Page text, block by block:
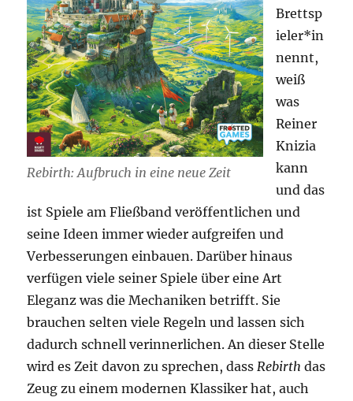
Rebirth: Aufbruch in eine neue Zeit
Brettsp
ieler*in
nennt,
weiß
was
Reiner
Knizia
kann
und das
ist Spiele am Fließband veröffentlichen und
seine Ideen immer wieder aufgreifen und
Verbesserungen einbauen. Darüber hinaus
verfügen viele seiner Spiele über eine Art
Eleganz was die Mechaniken betrifft. Sie
brauchen selten viele Regeln und lassen sich
dadurch schnell verinnerlichen. An dieser Stelle
wird es Zeit davon zu sprechen, dass Rebirth das
Zeug zu einem modernen Klassiker hat, auch